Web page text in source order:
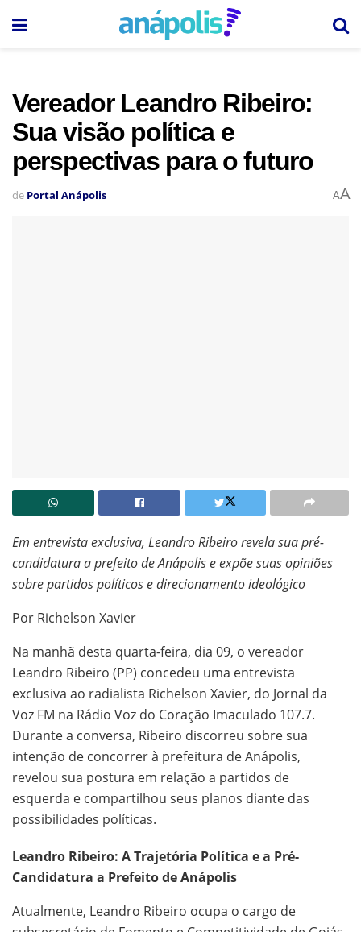
Vereador Leandro Ribeiro:
Sua visão política e
perspectivas para o futuro
de Portal Anápolis AA
Em entrevista exclusiva, Leandro Ribeiro revela sua pré-
candidatura a prefeito de Anápolis e expõe suas opiniões
sobre partidos políticos e direcionamento ideológico
Por Richelson Xavier
Na manhã desta quarta-feira, dia 09, o vereador
Leandro Ribeiro (PP) concedeu uma entrevista
exclusiva ao radialista Richelson Xavier, do Jornal da
Voz FM na Rádio Voz do Coração Imaculado 107.7.
Durante a conversa, Ribeiro discorreu sobre sua
intenção de concorrer à prefeitura de Anápolis,
revelou sua postura em relação a partidos de
esquerda e compartilhou seus planos diante das
possibilidades políticas.
Leandro Ribeiro: A Trajetória Política e a Pré-
Candidatura a Prefeito de Anápolis
Atualmente, Leandro Ribeiro ocupa o cargo de